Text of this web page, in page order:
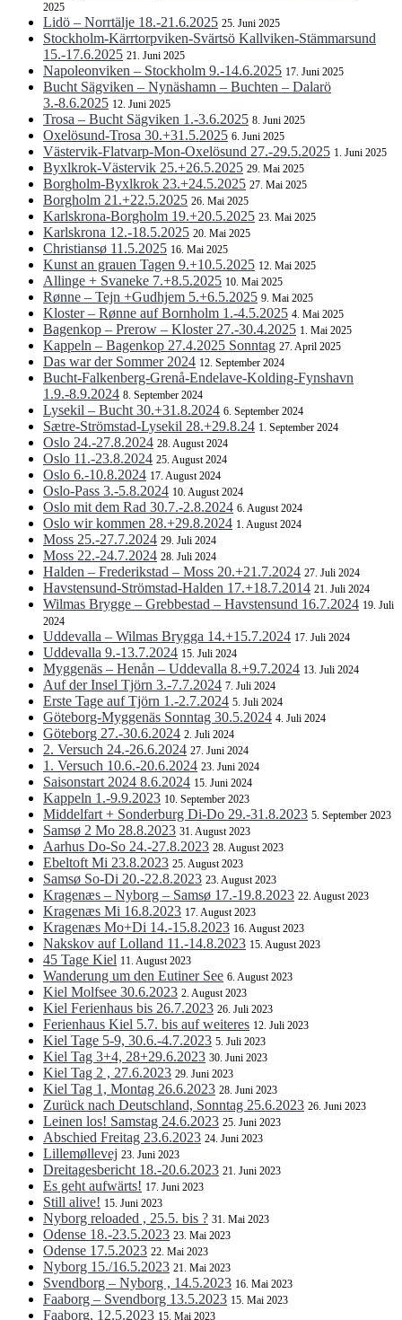
2025
Lidö – Norrtälje 18.-21.6.2025 25. Juni 2025
Stockholm-Kärrtorpviken-Svärtsö Kallviken-Stämmarsund
15.-17.6.2025 21. Juni 2025
Napoleonviken – Stockholm 9.-14.6.2025 17. Juni 2025
Bucht Sägviken – Nynäshamn – Buchten – Dalarö
3.-8.6.2025 12. Juni 2025
Trosa – Bucht Sägviken 1.-3.6.2025 8. Juni 2025
Oxelösund-Trosa 30.+31.5.2025 6. Juni 2025
Västervik-Flatvarp-Mon-Oxelösund 27.-29.5.2025 1. Juni 2025
Byxlkrok-Västervik 25.+26.5.2025 29. Mai 2025
Borgholm-Byxlkrok 23.+24.5.2025 27. Mai 2025
Borgholm 21.+22.5.2025 26. Mai 2025
Karlskrona-Borgholm 19.+20.5.2025 23. Mai 2025
Karlskrona 12.-18.5.2025 20. Mai 2025
Christiansø 11.5.2025 16. Mai 2025
Kunst an grauen Tagen 9.+10.5.2025 12. Mai 2025
Allinge + Svaneke 7.+8.5.2025 10. Mai 2025
Rønne – Tejn +Gudhjem 5.+6.5.2025 9. Mai 2025
Kloster – Rønne auf Bornholm 1.-4.5.2025 4. Mai 2025
Bagenkop – Prerow – Kloster 27.-30.4.2025 1. Mai 2025
Kappeln – Bagenkop 27.4.2025 Sonntag 27. April 2025
Das war der Sommer 2024 12. September 2024
Bucht-Falkenberg-Grenå-Endelave-Kolding-Fynshavn
1.9.-8.9.2024 8. September 2024
Lysekil – Bucht 30.+31.8.2024 6. September 2024
Sætre-Strömstad-Lysekil 28.+29.8.24 1. September 2024
Oslo 24.-27.8.2024 28. August 2024
Oslo 11.-23.8.2024 25. August 2024
Oslo 6.-10.8.2024 17. August 2024
Oslo-Pass 3.-5.8.2024 10. August 2024
Oslo mit dem Rad 30.7.-2.8.2024 6. August 2024
Oslo wir kommen 28.+29.8.2024 1. August 2024
Moss 25.-27.7.2024 29. Juli 2024
Moss 22.-24.7.2024 28. Juli 2024
Halden – Frederikstad – Moss 20.+21.7.2024 27. Juli 2024
Havstensund-Strömstad-Halden 17.+18.7.2014 21. Juli 2024
Wilmas Brygge – Grebbestad – Havstensund 16.7.2024 19. Juli
2024
Uddevalla – Wilmas Brygga 14.+15.7.2024 17. Juli 2024
Uddevalla 9.-13.7.2024 15. Juli 2024
Myggenäs – Henån – Uddevalla 8.+9.7.2024 13. Juli 2024
Auf der Insel Tjörn 3.-7.7.2024 7. Juli 2024
Erste Tage auf Tjörn 1.-2.7.2024 5. Juli 2024
Göteborg-Myggenäs Sonntag 30.5.2024 4. Juli 2024
Göteborg 27.-30.6.2024 2. Juli 2024
2. Versuch 24.-26.6.2024 27. Juni 2024
1. Versuch 10.6.-20.6.2024 23. Juni 2024
Saisonstart 2024 8.6.2024 15. Juni 2024
Kappeln 1.-9.9.2023 10. September 2023
Middelfart + Sonderburg Di-Do 29.-31.8.2023 5. September 2023
Samsø 2 Mo 28.8.2023 31. August 2023
Aarhus Do-So 24.-27.8.2023 28. August 2023
Ebeltoft Mi 23.8.2023 25. August 2023
Samsø So-Di 20.-22.8.2023 23. August 2023
Kragenæs – Nyborg – Samsø 17.-19.8.2023 22. August 2023
Kragenæs Mi 16.8.2023 17. August 2023
Kragenæs Mo+Di 14.-15.8.2023 16. August 2023
Nakskov auf Lolland 11.-14.8.2023 15. August 2023
45 Tage Kiel 11. August 2023
Wanderung um den Eutiner See 6. August 2023
Kiel Molfsee 30.6.2023 2. August 2023
Kiel Ferienhaus bis 26.7.2023 26. Juli 2023
Ferienhaus Kiel 5.7. bis auf weiteres 12. Juli 2023
Kiel Tage 5-9, 30.6.-4.7.2023 5. Juli 2023
Kiel Tag 3+4, 28+29.6.2023 30. Juni 2023
Kiel Tag 2 , 27.6.2023 29. Juni 2023
Kiel Tag 1, Montag 26.6.2023 28. Juni 2023
Zurück nach Deutschland, Sonntag 25.6.2023 26. Juni 2023
Leinen los! Samstag 24.6.2023 25. Juni 2023
Abschied Freitag 23.6.2023 24. Juni 2023
Lillemøllevej 23. Juni 2023
Dreitagesbericht 18.-20.6.2023 21. Juni 2023
Es geht aufwärts! 17. Juni 2023
Still alive! 15. Juni 2023
Nyborg reloaded , 25.5. bis ? 31. Mai 2023
Odense 18.-23.5.2023 23. Mai 2023
Odense 17.5.2023 22. Mai 2023
Nyborg 15./16.5.2023 21. Mai 2023
Svendborg – Nyborg , 14.5.2023 16. Mai 2023
Faaborg – Svendborg 13.5.2023 15. Mai 2023
Faaborg, 12.5.2023 15. Mai 2023